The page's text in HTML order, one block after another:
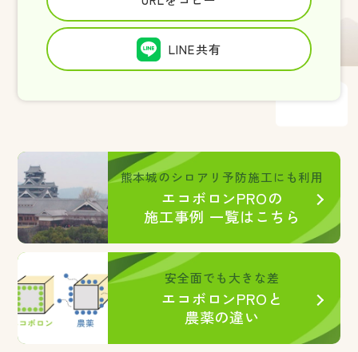
LINE共有
熊本城のシロアリ予防施工にも利用
エコボロンPROの
施工事例 一覧はこちら
安全面でも大きな差
エコボロンPROと
農薬の違い